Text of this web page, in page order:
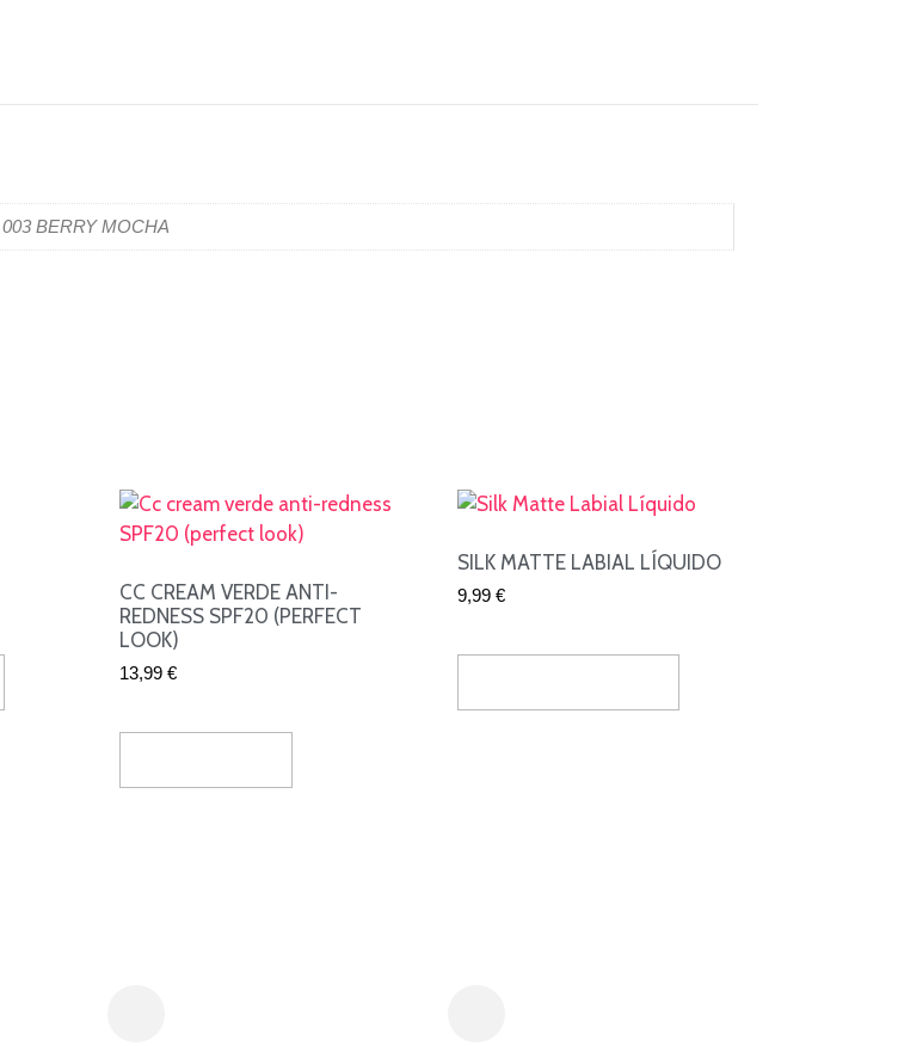
BERRY MOCHA
CC CREAM VERDE ANTI-
REDNESS SPF20 (PERFECT
LOOK)
13,99 €
SILK MATTE LABIAL LÍQUIDO
9,99 €